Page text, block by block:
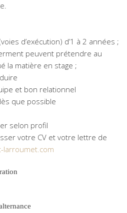
d’exécution) d’1 à 2 années ;
peuvent prétendre au
la matière en stage ;
et bon relationnel
que possible
selon profil
votre CV et votre lettre de
larroumet.com